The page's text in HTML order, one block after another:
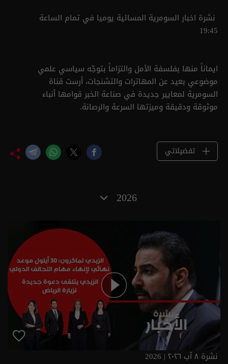
نشرة اخبار السومرية المسائية يوميا في تمام الساعة
19:45
ايماناً منها بفلسفة الأمل والتزاماً بتوجّه سياسي علمي
موضوعي بعيد عن المهاترات والتشنجات، أرست قناة
السومرية لمعايير جديدة في صناعة الخبر قوامها أنباء
موثوقة ودقيقة وميزتها السرعة والرصانة.
تفضيلاتي
2026
نشرة ٨ آب ٢٠٢٦ | 2026